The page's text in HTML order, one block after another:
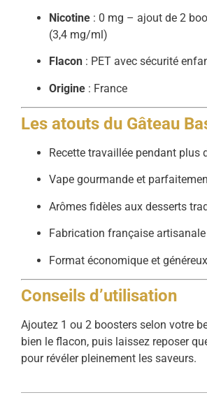
Nicotine : 0 mg – ajout de 2
(3,4 mg/ml)
Flacon : PET avec sécurité
Origine : France
Les atouts du Gâteau
Recette travaillée pendant plus
Vape gourmande et
Arômes fidèles aux desserts
Fabrication française artisanale
Format économique et généreux
Conseils d’utilisation
Ajoutez 1 ou 2 boosters selon votre
bien le flacon, puis laissez reposer
pour révéler pleinement les saveurs.